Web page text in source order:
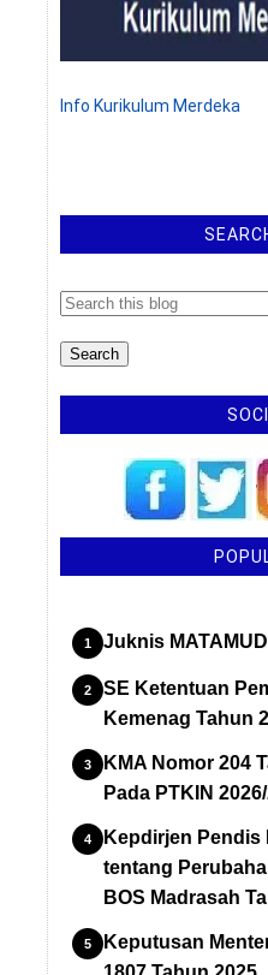
Info Kurikulum Merdeka
Juknis
SE Ketentuan
Kemenag Tahun
KMA Nomor 204
Pada PTKIN
Kepdirjen Pendis
tentang
BOS Madrasah
Keputusan